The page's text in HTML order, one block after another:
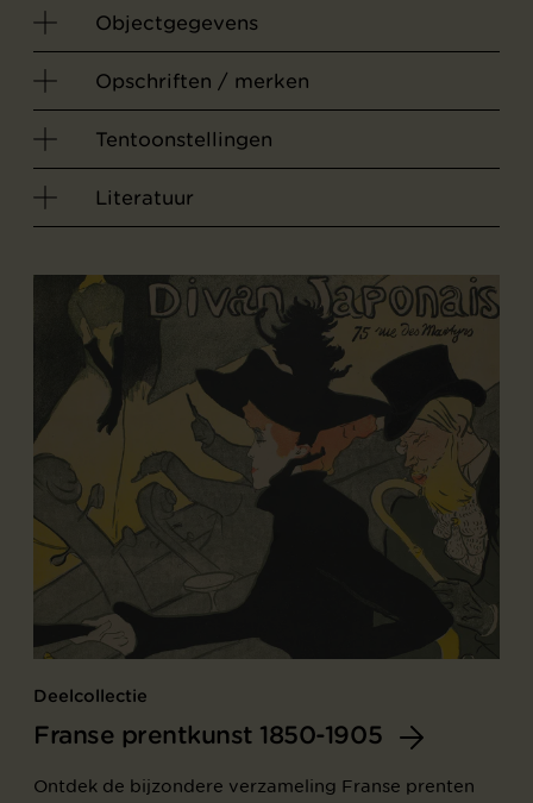
Objectgegevens
Opschriften / merken
Tentoonstellingen
Literatuur
Deelcollectie
Franse prentkunst 1850-1905
Ontdek de bijzondere verzameling Franse prenten